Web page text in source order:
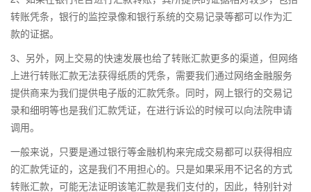
转账凭条，银行的监控录像和银行系统的交易记录等都可以作为汇
款的证据。
3、另外，网上交易的快速发展也给了转账汇款更多的渠道，但网络
上进行转账汇款无法获得纸质的凭条，需要我们通过网络金融服务
提供商来为我们提供电子版的汇款凭条。同时，网上银行的交易记
录和细明等也是我们汇款凭证，在进行诉讼的时候可以向法院申请
调用。
一般来说，只要是通过银行等金融机构来完成交易都可以获得相应
的汇款凭证的，这是我们不用担心的。只是如果采用不记名的方式
转账汇款，可能无法证明该笔汇款是我们支付的，因此，特别针对